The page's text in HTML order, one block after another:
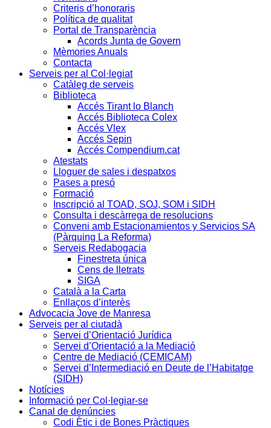
Criteris d’honoraris
Política de qualitat
Portal de Transparència
Acords Junta de Govern
Mèmories Anuals
Contacta
Serveis per al Col·legiat
Catàleg de serveis
Biblioteca
Accés Tirant lo Blanch
Accés Biblioteca Colex
Accés Vlex
Accés Sepin
Accés Compendium.cat
Atestats
Lloguer de sales i despatxos
Pases a presó
Formació
Inscripció al TOAD, SOJ, SOM i SIDH
Consulta i descàrrega de resolucions
Conveni amb Estacionamientos y Servicios SA
(Pàrquing La Reforma)
Serveis Redabogacia
Finestreta única
Cens de lletrats
SIGA
Català a la Carta
Enllaços d’interès
Advocacia Jove de Manresa
Serveis per al ciutadà
Servei d’Orientació Jurídica
Servei d’Orientació a la Mediació
Centre de Mediació (CEMICAM)
Servei d’Intermediació en Deute de l’Habitatge
(SIDH)
Notícies
Informació per Col·legiar-se
Canal de denúncies
Codi Ètic i de Bones Pràctiques